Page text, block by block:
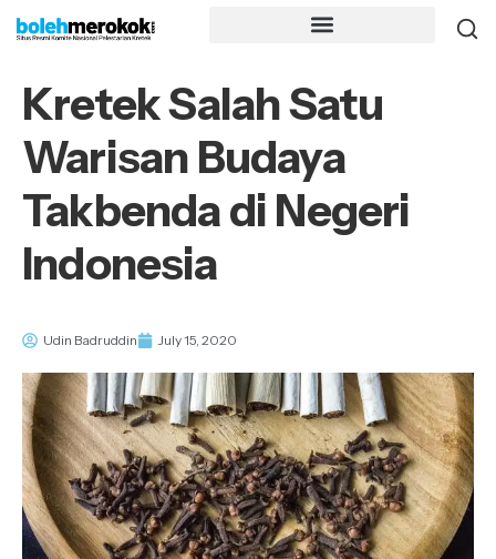
Kretek Salah Satu
Warisan Budaya
Takbenda di Negeri
Indonesia
Udin Badruddin July 15, 2020